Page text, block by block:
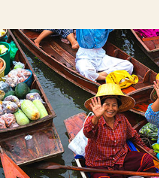
douane, votre lieu
locale, à cette question
l'hôtel suivant ( même si ce
Solyana Hôtel (Bahir Dar),
NB : Si vous n’êtes pas en
police, douane et santé du
départ, vous perdrez la
cause d’annulation n’étant
assurances.